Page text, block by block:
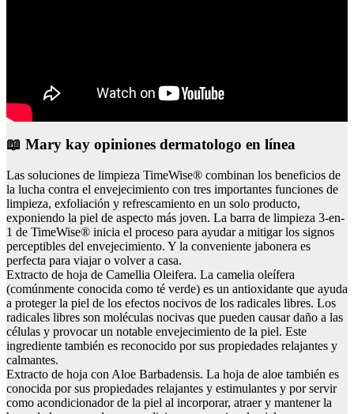
📖 Mary kay opiniones dermatologo en línea
Las soluciones de limpieza TimeWise® combinan los beneficios de
la lucha contra el envejecimiento con tres importantes funciones de
limpieza, exfoliación y refrescamiento en un solo producto,
exponiendo la piel de aspecto más joven. La barra de limpieza 3-en-
1 de TimeWise® inicia el proceso para ayudar a mitigar los signos
perceptibles del envejecimiento. Y la conveniente jabonera es
perfecta para viajar o volver a casa.
Extracto de hoja de Camellia Oleifera. La camelia oleífera
(comúnmente conocida como té verde) es un antioxidante que ayuda
a proteger la piel de los efectos nocivos de los radicales libres. Los
radicales libres son moléculas nocivas que pueden causar daño a las
células y provocar un notable envejecimiento de la piel. Este
ingrediente también es reconocido por sus propiedades relajantes y
calmantes.
Extracto de hoja con Aloe Barbadensis. La hoja de aloe también es
conocida por sus propiedades relajantes y estimulantes y por servir
como acondicionador de la piel al incorporar, atraer y mantener la